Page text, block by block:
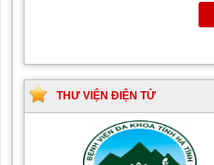
THƯ VIỆN ĐIỆN TỬ